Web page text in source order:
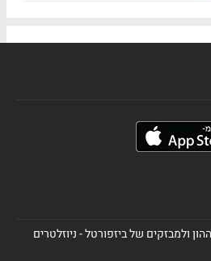
ולמבזקים של ביזפורטל - ניוזלטרים